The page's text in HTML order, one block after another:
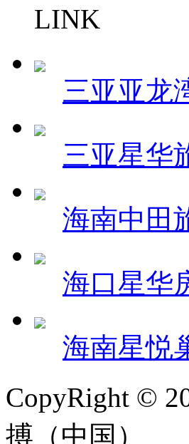
LINK
三亚亚龙
三亚星华
海南中田
海口星华
海南星悦
CopyRight ©
搏（中国）